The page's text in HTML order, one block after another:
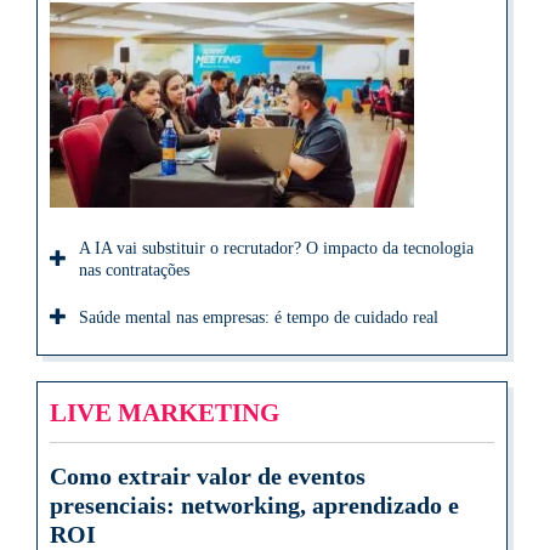
A IA vai substituir o recrutador? O impacto da tecnologia
nas contratações
Saúde mental nas empresas: é tempo de cuidado real
LIVE MARKETING
Como extrair valor de eventos
presenciais: networking, aprendizado e
ROI